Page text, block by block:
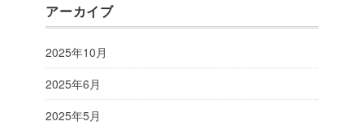
アーカイブ
2025年10月
2025年6月
2025年5月